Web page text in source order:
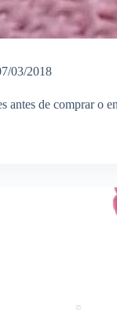
03/2018
antes de comprar o